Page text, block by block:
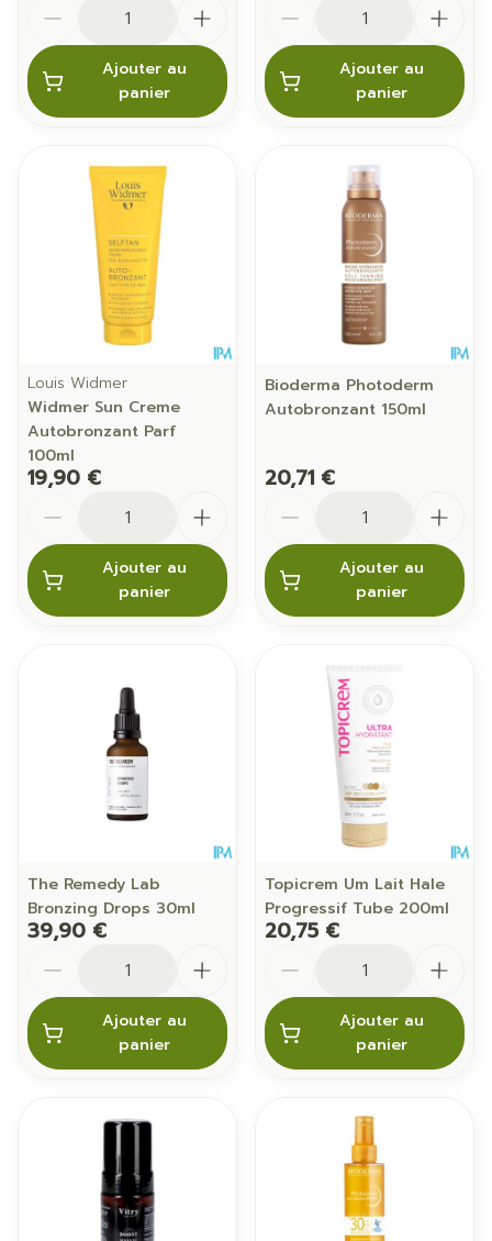
Ajouter au
panier
Ajouter au
panier
Louis Widmer
Widmer Sun Creme
Autobronzant Parf
100ml
19,90 €
Ajouter au
panier
Bioderma Photoderm
Autobronzant 150ml
20,71 €
Ajouter au
panier
The Remedy Lab
Bronzing Drops 30ml
39,90 €
Ajouter au
panier
Topicrem Um Lait Hale
Progressif Tube 200ml
20,75 €
Ajouter au
panier